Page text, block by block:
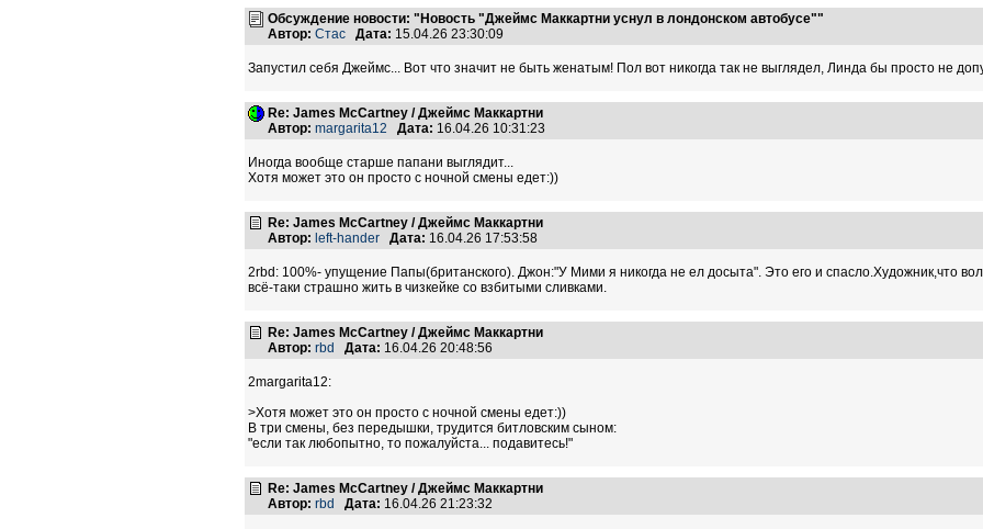
Обсуждение новости: "Новость "Джеймс Маккартни уснул в лондонском автобусе""
Автор: Стас Дата: 15.04.26 23:30:09
Запустил себя Джеймс... Вот что значит не быть женатым! Пол вот никогда так не выглядел, Линда бы просто не
Re: James McCartney / Джеймс Маккартни
Автор: margarita12 Дата: 16.04.26 10:31:23
Иногда вообще старше папани выглядит...
Хотя может это он просто с ночной смены едет:))
Re: James McCartney / Джеймс Маккартни
Автор: left-hander Дата: 16.04.26 17:53:58
2rbd: 100%- упущение Папы(британского). Джон:"У Мими я никогда не ел досыта". Это его и спасло.Художник,что
всё-таки страшно жить в чизкейке со взбитыми сливками.
Re: James McCartney / Джеймс Маккартни
Автор: rbd Дата: 16.04.26 20:48:56
2margarita12:
>Хотя может это он просто с ночной смены едет:))
В три смены, без передышки, трудится битловским сыном:
"если так любопытно, то пожалуйста... подавитесь!"
Re: James McCartney / Джеймс Маккартни
Автор: rbd Дата: 16.04.26 21:23:32